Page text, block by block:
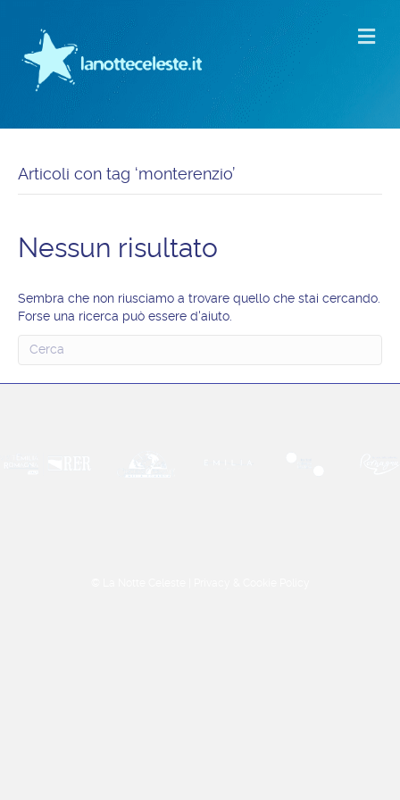
Articoli con tag ‘monterenzio’
Nessun risultato
Sembra che non riusciamo a trovare quello che stai cercando.
Forse una ricerca può essere d'aiuto.